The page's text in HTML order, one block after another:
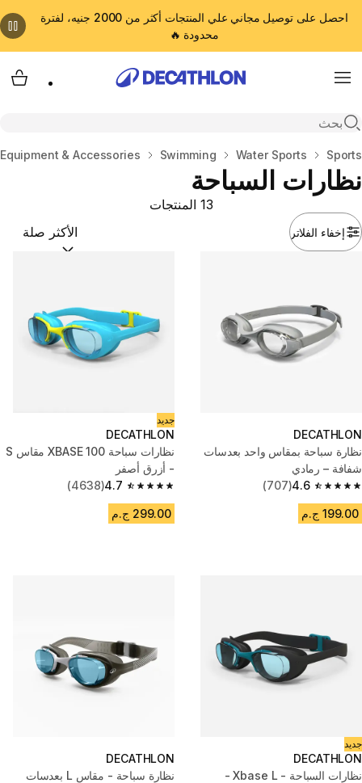
احصل على توصيل مجاني علي المنتجات أكثر من 2000 جنيه، لفترة
محدودة 🔥
Menu
Open search
المنزل
Sports
Water Sports
Swimming
& Accessories
نظارات السباحة
إخفاء الفلاتر
13 المنتجات
ترتيب حسب:
DECATHLON
نظارة سباحة بمقاس واحد بعدسات
شفافة – رمادي
4.6
4.6 out of 5 stars from 707 reviews
(707)
199.00 ج.م
جديد
DECATHLON
نظارات سباحة 100 XBASE مقاس S
- أزرق أصفر
4.7
4.7 out of 5 stars from 4638 reviews
(4638)
299.00 ج.م
جديد
DECATHLON
نظارات السباحة - Xbase L -
DECATHLON
نظارة سباحة - مقاس L بعدسات